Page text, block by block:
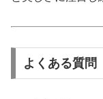
よくある質問